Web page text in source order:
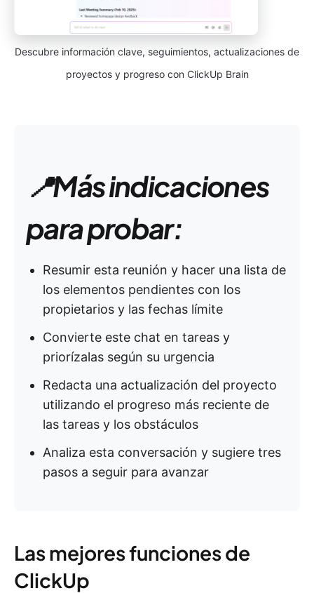
Descubre información clave, seguimientos, actualizaciones de
proyectos y progreso con ClickUp Brain
📍Más indicaciones
para probar:
Resumir esta reunión y hacer una lista de
los elementos pendientes con los
propietarios y las fechas límite
Convierte este chat en tareas y
priorízalas según su urgencia
Redacta una actualización del proyecto
utilizando el progreso más reciente de
las tareas y los obstáculos
Analiza esta conversación y sugiere tres
pasos a seguir para avanzar
Las mejores funciones de
ClickUp